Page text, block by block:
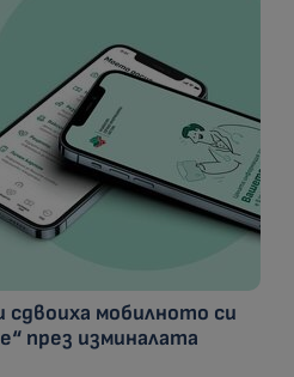
сдвоиха мобилното си
през изминалата